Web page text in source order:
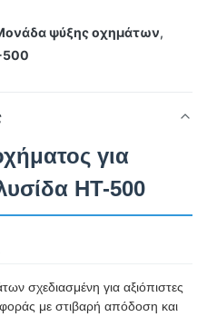
ψύξης οχημάτων,
500
για
HT-500
σχεδιασμένη για αξιόπιστες
με στιβαρή απόδοση και